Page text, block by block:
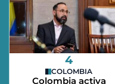
4
COLOMBIA
Colombia activa